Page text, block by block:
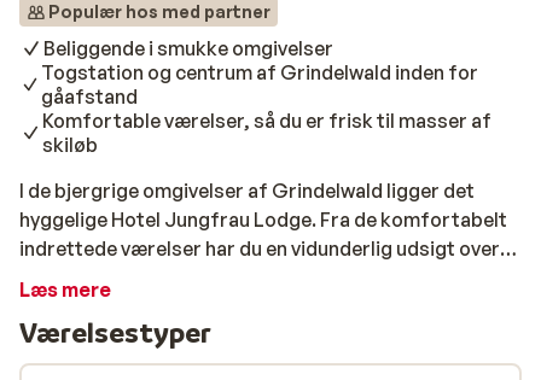
Populær hos med partner
Beliggende i smukke omgivelser
Togstation og centrum af Grindelwald inden for
gåafstand
Komfortable værelser, så du er frisk til masser af
skiløb
I de bjergrige omgivelser af Grindelwald ligger det
hyggelige Hotel Jungfrau Lodge. Fra de komfortabelt
indrettede værelser har du en vidunderlig udsigt over
den smukke natur i dette område. Hotellet har en
togstationen ligger inden for gåafstand. Toget fører
dig hurtigt til skiliften, der fører dig til toppen af
Læs mere
Værelsestyper